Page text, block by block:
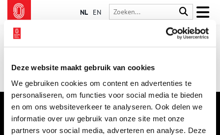
Deze website maakt gebruik van cookies
We gebruiken cookies om content en advertenties te
personaliseren, om functies voor social media te bieden
en om ons websiteverkeer te analyseren. Ook delen we
informatie over uw gebruik van onze site met onze
partners voor social media, adverteren en analyse. Deze
NL EN
VERHALEN